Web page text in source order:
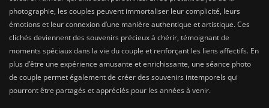
photographie, les couples peuvent immortaliser leur complicité, leurs
émotions et leur connexion d’une manière authentique et artistique. Ces
clichés deviennent des souvenirs précieux à chérir, témoignant de
moments spéciaux dans la vie du couple et renforçant les liens affectifs. En
plus d’être une expérience amusante et enrichissante, une séance photo
de couple permet également de créer des souvenirs intemporels qui
pourront être partagés et appréciés pour les années à venir.